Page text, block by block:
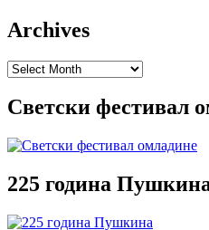
Archives
Archives
Светски фестивал
225 година